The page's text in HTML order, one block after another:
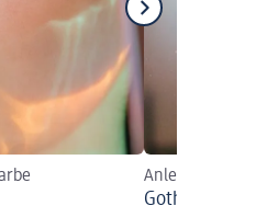
Anleitung,
Goth Lips